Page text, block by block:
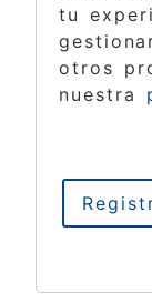
tu
otros
nuestra